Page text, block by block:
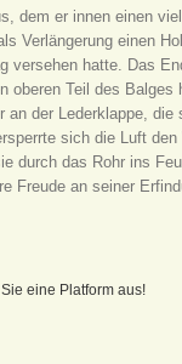
dem er innen einen
Verlängerung einen
versehen hatte. Das
oberen Teil des
an der Lederklappe,
sich die Luft
durch das Rohr ins
Freude an seiner
eine Platform aus!